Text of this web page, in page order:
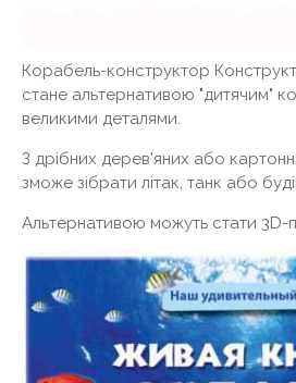
Корабель-конструктор
стане альтернативою "дитячим"
великими деталями.
З дрібних дерев'яних або
зможе зібрати літак, танк або
Альтернативою можуть стати 3D-